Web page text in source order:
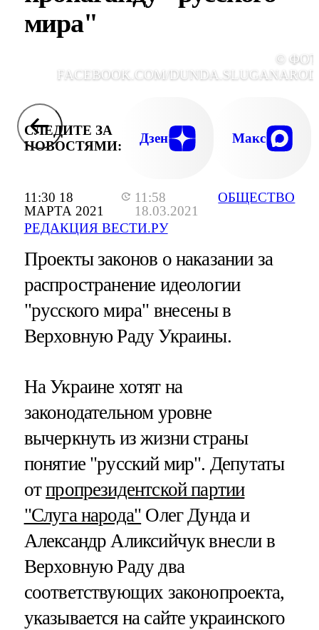
11:30 18
МАРТА 2021
11:58
18.03.2021
РЕДАКЦИЯ ВЕСТИ.РУ
ОБЩЕСТВО
мира"
©
FACEBOOK.COM/
СЛЕДИТЕ ЗА
НОВОСТЯМИ:
Дзен Макс
Проекты законов о наказании за
распространение идеологии
"русского мира" внесены в
Верховную Раду Украины.
На Украине хотят на
законодательном уровне
вычеркнуть из жизни страны
понятие "русский мир". Депутаты
отпропрезидентской партии
"Слуга народа" Олег Дунда и
Александр Аликсийчук внесли в
Верховную Раду два
соответствующих законопроекта,
указывается на сайте украинского